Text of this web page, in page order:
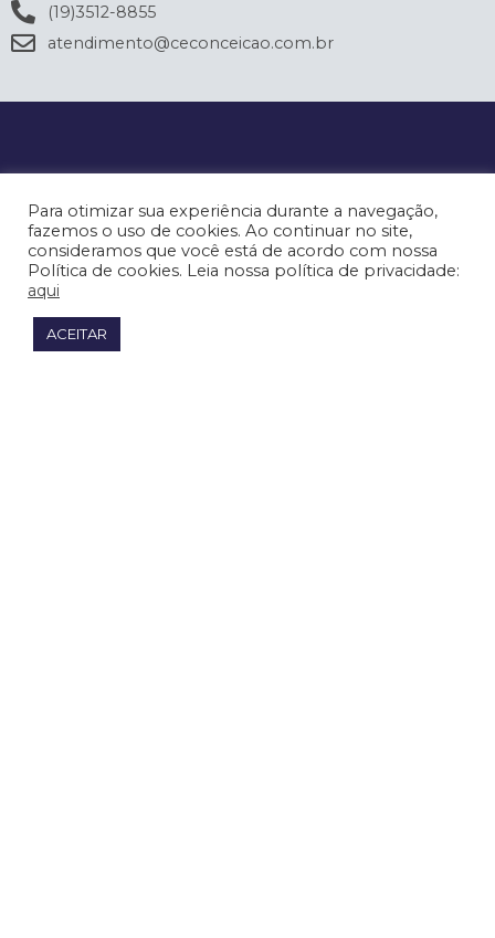
(19)3512-8855
atendimento@ceconceicao.com.br
Para otimizar sua experiência durante a navegação,
fazemos o uso de cookies. Ao continuar no site,
consideramos que você está de acordo com nossa
Política de cookies. Leia nossa política de privacidade:
aqui
ACEITAR